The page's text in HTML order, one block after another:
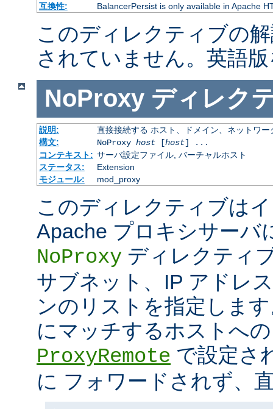
互換性:
BalancerPersist is only available in Apache
このディレクティブの
されていません。英語
NoProxy ディレク
説明:
直接接続する ホスト、ドメイン、ネットワー
構文:
NoProxy host[host] ...
コンテキスト: サーバ設定ファイル, バーチャルホスト
ステータス:
Extension
モジュール:
mod_proxy
このディレクティブは
Apache プロキシサーバ
NoProxy ディレクティ
サブネット、IP アドレ
ンのリストを指定しま
にマッチするホストへ
ProxyRemote で設定さ
に フォワードされず、